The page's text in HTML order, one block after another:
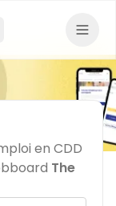
en CDD
The